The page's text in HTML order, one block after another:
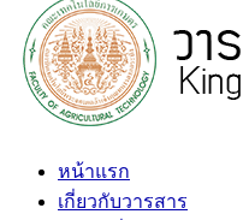
หน้าแรก
เกี่ยวกับวารสาร